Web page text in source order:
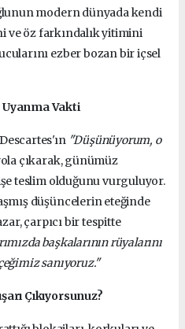
modern dünyada kendi
ve öz farkındalık yitimini
ezber bozan bir içsel
Uyanma Vakti
"Düşünüyorum, o
çıkarak, günümüz
teslim olduğunu vurguluyor.
düşüncelerin eteğinde
çarpıcı bir tespitte
başkalarının rüyalarını
sanıyoruz."
Çıkıyorsunuz?